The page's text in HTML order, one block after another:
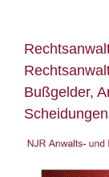
Bußgelder,